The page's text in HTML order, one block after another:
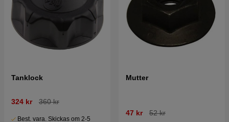
Tanklock
324 kr 360 kr
Best. vara. Skickas om 2-5
Mutter
47 kr 52 kr